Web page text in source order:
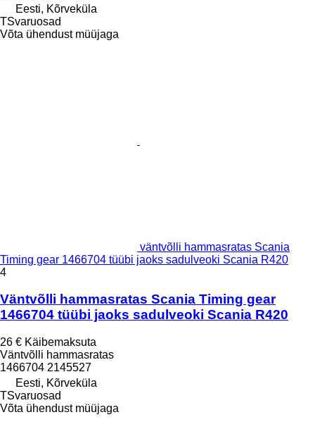
Eesti, Kõrveküla
TSvaruosad
Võta ühendust müüjaga
väntvõlli hammasratas Scania
Timing gear 1466704 tüübi jaoks sadulveoki Scania R420
4
Väntvõlli hammasratas Scania Timing gear
1466704 tüübi jaoks sadulveoki Scania R420
26 € Käibemaksuta
Väntvõlli hammasratas
1466704 2145527
Eesti, Kõrveküla
TSvaruosad
Võta ühendust müüjaga